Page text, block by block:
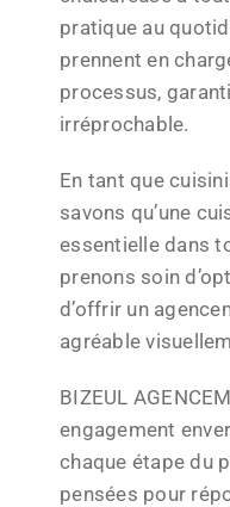
pratique au
prennent en
processus,
irréprochable.
En tant que
savons qu’une
essentielle dans
prenons soin
d’offrir un
agréable
BIZEUL
engagement
chaque étape du
pensées pour